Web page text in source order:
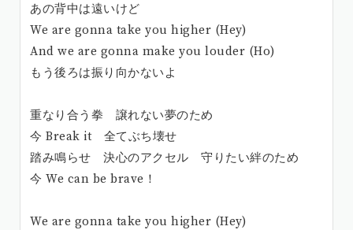
あの背中は遠いけど
We are gonna take you higher (Hey)
And we are gonna make you louder (Ho)
もう後ろは振り向かないよ
重なり合う拳 譲れない夢のため
今 Break it 全てぶち壊せ
踏み鳴らせ 決心のアクセル 守りたい絆のため
今 We can be brave！
We are gonna take you higher (Hey)